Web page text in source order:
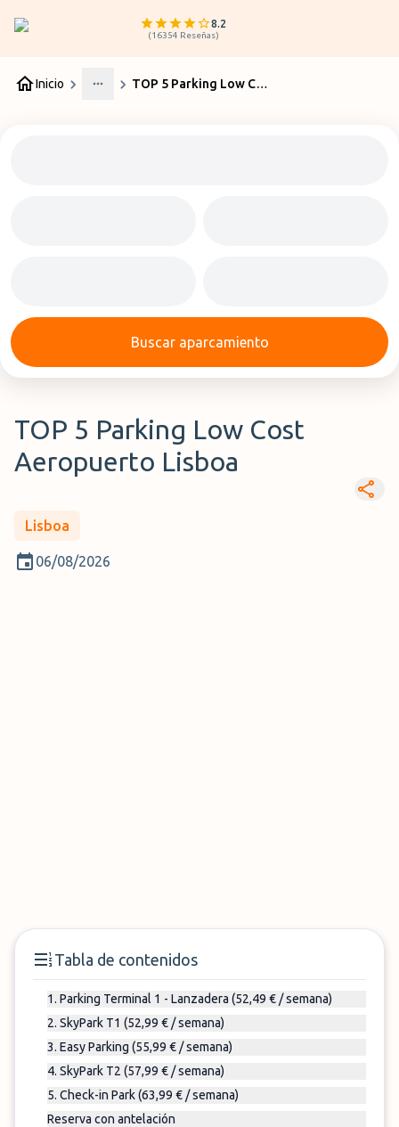
8.2
(16354 Reseñas)
Inicio
More
TOP 5 Parking Low Cost Aeropuerto Lisboa
Buscar aparcamiento
TOP 5 Parking Low Cost
Aeropuerto Lisboa
Lisboa
06/08/2026
Tabla de contenidos
1. Parking Terminal 1 - Lanzadera (52,49 € / semana)
2. SkyPark T1 (52,99 € / semana)
3. Easy Parking (55,99 € / semana)
4. SkyPark T2 (57,99 € / semana)
5. Check-in Park (63,99 € / semana)
Reserva con antelación